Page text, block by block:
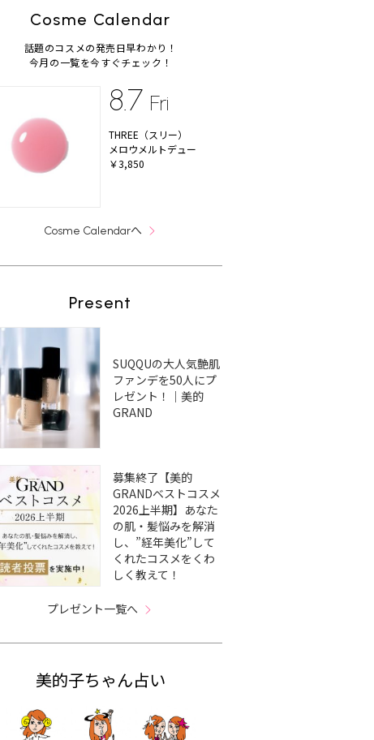
Cosme Calendar
話題のコスメの発売日早わかり！
今月の一覧を今すぐチェック！
8.7 Fri
THREE（スリー）
メロウメルトデュー
￥3,850
Cosme Calendarへ
Present
SUQQUの大人気艶肌
ファンデを50人にプ
レゼント！｜美的
GRAND
募集終了【美的
GRANDベストコスメ
2026上半期】あなた
の肌・髪悩みを解消
し、”経年美化”して
くれたコスメをくわ
しく教えて！
プレゼント一覧へ
美的子ちゃん占い